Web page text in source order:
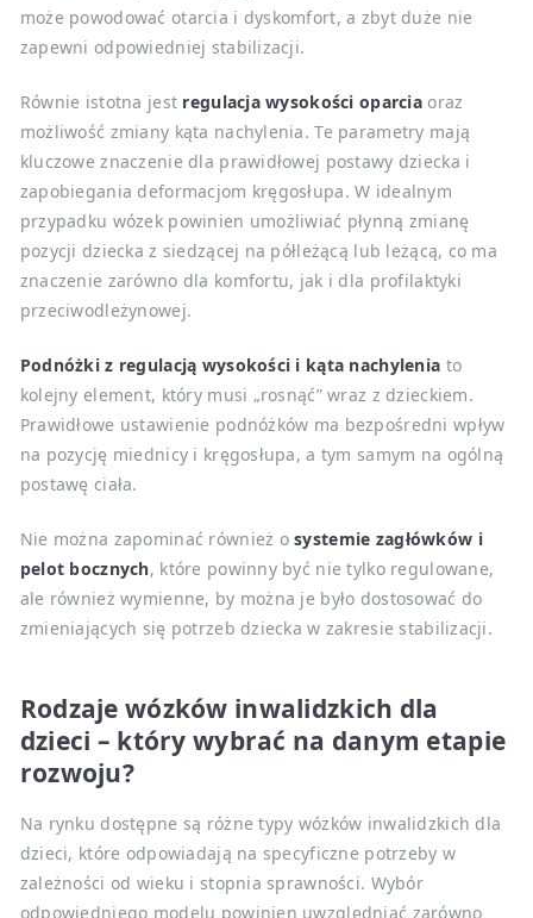
może powodować otarcia i dyskomfort, a zbyt duże nie
zapewni odpowiedniej stabilizacji.
Równie istotna jest regulacja wysokości oparciaoraz
możliwość zmiany kąta nachylenia. Te parametry mają
kluczowe znaczenie dla prawidłowej postawy dziecka i
zapobiegania deformacjom kręgosłupa. W idealnym
przypadku wózek powinien umożliwiać płynną zmianę
pozycji dziecka z siedzącej na półleżącą lub leżącą, co ma
znaczenie zarówno dla komfortu, jak i dla profilaktyki
przeciwodleżynowej.
Podnóżki z regulacją wysokości i kąta nachylenia to
kolejny element, który musi „rosnąć” wraz z dzieckiem.
Prawidłowe ustawienie podnóżków ma bezpośredni wpływ
na pozycję miednicy i kręgosłupa, a tym samym na ogólną
postawę ciała.
Nie można zapominać również osystemie zagłówków i
pelot bocznych, które powinny być nie tylko regulowane,
ale również wymienne, by można je było dostosować do
zmieniających się potrzeb dziecka w zakresie stabilizacji.
Rodzaje wózków inwalidzkich dla
dzieci – który wybrać na danym etapie
rozwoju?
Na rynku dostępne są różne typy wózków inwalidzkich dla
dzieci, które odpowiadają na specyficzne potrzeby w
zależności od wieku i stopnia sprawności. Wybór
odpowiedniego modelu powinien uwzględniać zarówno